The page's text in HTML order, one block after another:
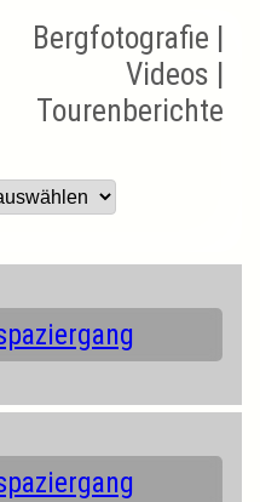
Bergfotografie |
Videos |
Tourenberichte